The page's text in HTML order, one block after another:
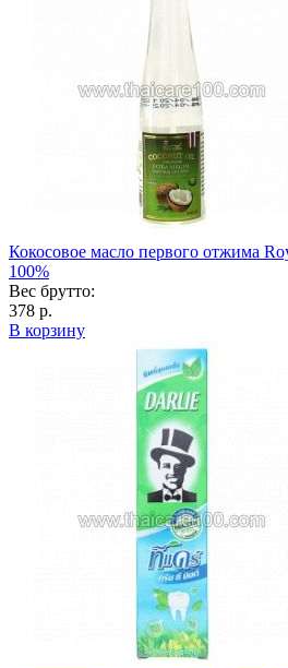
Кокосовое масло первого отжима
100%
Вес брутто:
378 р.
В корзину